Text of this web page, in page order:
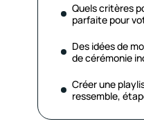
Quels critères
parfaite pour
Des idées de
de cérémonie
Créer une
ressemble,